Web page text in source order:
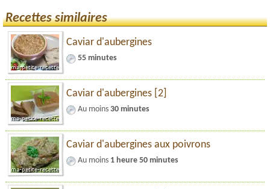
Recettes similaires
Caviar d'aubergines
55 minutes
Caviar d'aubergines [2]
Au moins 30 minutes
Caviar d'aubergines aux poivrons
Au moins 1 heure 50 minutes